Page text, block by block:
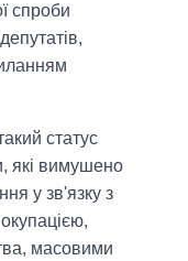
спроби
статус
які вимушено
у зв'язку з
масовими